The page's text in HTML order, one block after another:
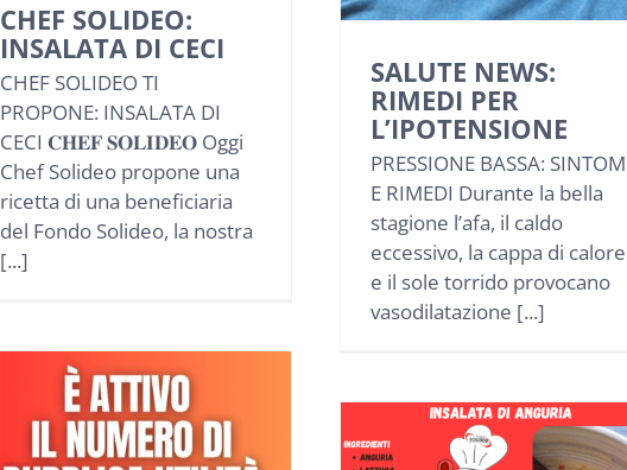
SALUTE NEWS:
RIMEDI PER
L’IPOTENSIONE
PRESSIONE BASSA:
E RIMEDI Durante la bella
stagione l’afa, il caldo
eccessivo, la cappa di calore
e il sole torrido provocano
vasodilatazione [...]
CHEF SOLIDEO:
INSALATA DI CECI
CHEF SOLIDEO TI
PROPONE: INSALATA DI
CECI 𝐂𝐇𝐄𝐅 𝐒𝐎𝐋𝐈𝐃𝐄𝐎 Oggi
Chef Solideo propone una
ricetta di una beneficiaria
del Fondo Solideo, la nostra
[...]